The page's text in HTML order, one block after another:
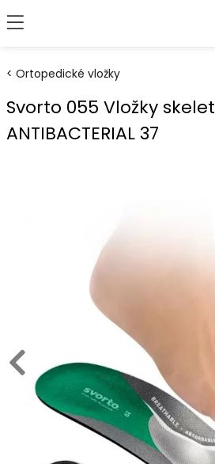
Ortopedické vložky
Svorto 055 Vložky skelet
ANTIBACTERIAL 37